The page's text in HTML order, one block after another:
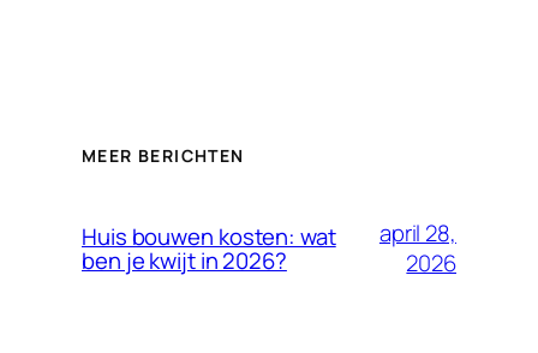
MEER BERICHTEN
Huis bouwen kosten: wat
ben je kwijt in 2026?
april 28,
2026